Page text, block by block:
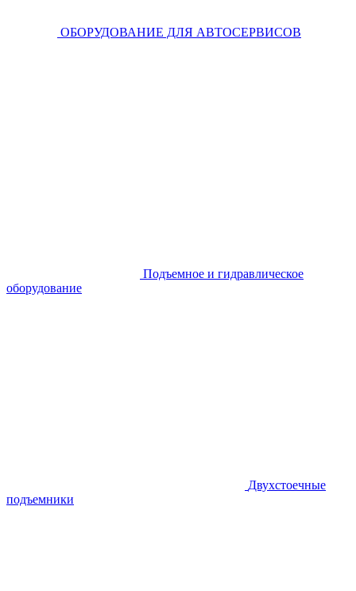
ОБОРУДОВАНИЕ ДЛЯ АВТОСЕРВИСОВ
Подъемное и гидравлическое
оборудование
Двухстоечные
подъемники